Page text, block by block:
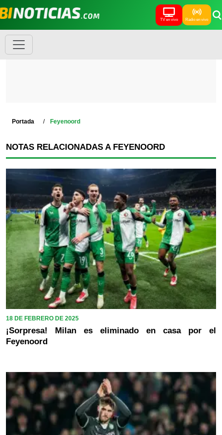
TV en vivo Radio en vivo
Portada Feyenoord
NOTAS RELACIONADAS A FEYENOORD
18 DE FEBRERO DE 2025
¡Sorpresa! Milan es eliminado en casa por el
Feyenoord